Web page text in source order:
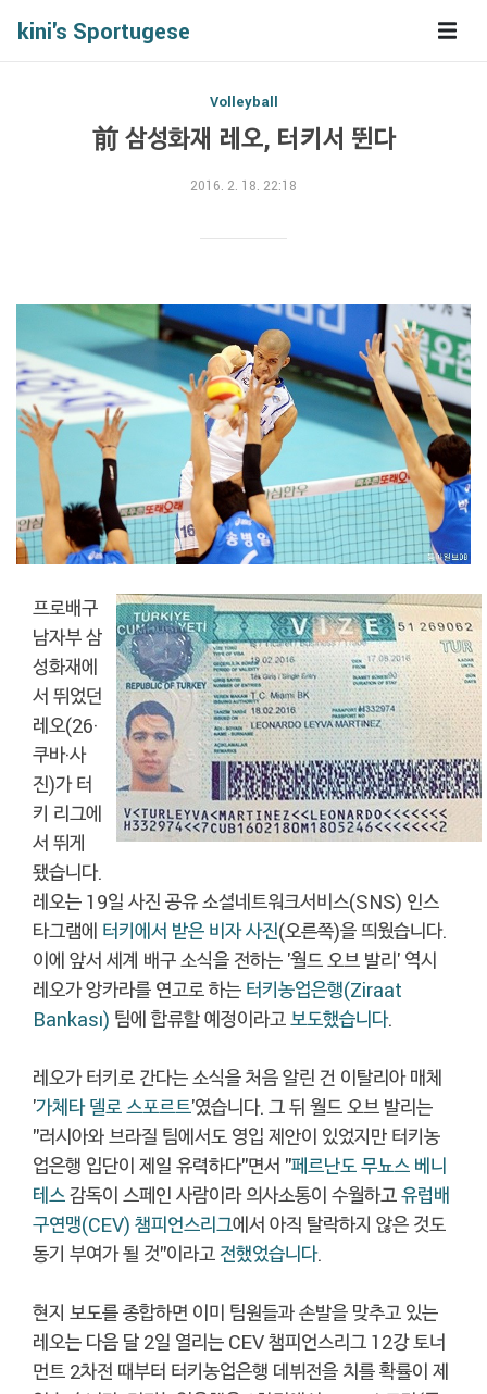
kini's Sportugese
Volleyball
前 삼성화재 레오, 터키서 뛴다
2016. 2. 18. 22:18
프로배구
남자부 삼
성화재에
서 뛰었던
레오(26·
쿠바·사
진)가 터
키 리그에
서 뛰게
됐습니다.
레오는 19일 사진 공유 소셜네트워크서비스(SNS) 인스
타그램에 터키에서 받은 비자 사진(오른쪽)을 띄웠습니다.
이에 앞서 세계 배구 소식을 전하는 '월드 오브 발리' 역시
레오가 앙카라를 연고로 하는 터키농업은행(Ziraat
Bankası) 팀에 합류할 예정이라고보도했습니다.
레오가 터키로 간다는 소식을 처음 알린 건 이탈리아 매체
'가체타 델로 스포르트'였습니다. 그 뒤 월드 오브 발리는
"러시아와 브라질 팀에서도 영입 제안이 있었지만 터키농
업은행 입단이 제일 유력하다"면서 "페르난도 무뇨스 베니
테스감독이 스페인 사람이라 의사소통이 수월하고유럽배
구연맹(CEV) 챔피언스리그에서 아직 탈락하지 않은 것도
동기 부여가 될 것"이라고전했었습니다.
현지 보도를 종합하면 이미 팀원들과 손발을 맞추고 있는
레오는 다음 달 2일 열리는 CEV 챔피언스리그 12강 토너
먼트 2차전 때부터 터키농업은행 데뷔전을 치를 확률이 제